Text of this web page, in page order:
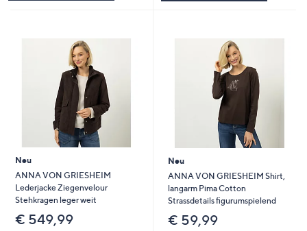
Neu
ANNA VON GRIESHEIM
Lederjacke Ziegenvelour
Stehkragen leger weit
€ 549,99
Neu
ANNA VON GRIESHEIM Shirt,
langarm Pima Cotton
Strassdetails figurumspielend
€ 59,99